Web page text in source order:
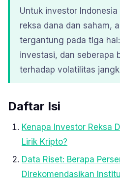
Untuk investor
reksa dana dan saham,
tergantung pada tiga
investasi, dan seberapa
terhadap volatilitas
Daftar Isi
Kenapa Investor Reksa
Lirik Kripto?
Data Riset: Berapa
Direkomendasikan